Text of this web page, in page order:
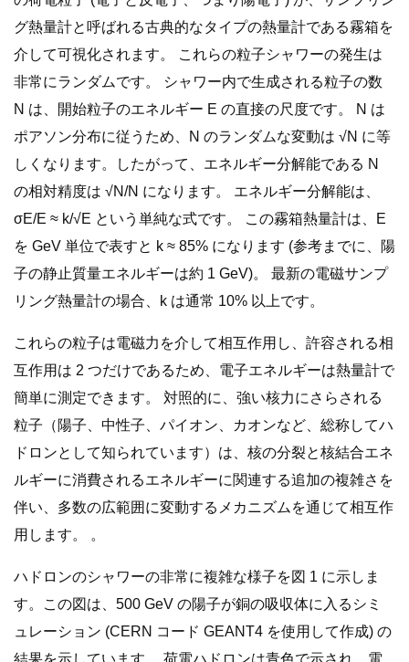
グ熱量計と呼ばれる古典的なタイプの熱量計である霧箱を
介して可視化されます。 これらの粒子シャワーの発生は
非常にランダムです。 シャワー内で生成される粒子の数
N は、開始粒子のエネルギー E の直接の尺度です。 N は
ポアソン分布に従うため、N のランダムな変動は √N に等
しくなります。したがって、エネルギー分解能である N
の相対精度は √N/N になります。 エネルギー分解能は、
σE/E ≈ k/√E という単純な式です。 この霧箱熱量計は、E
を GeV 単位で表すと k ≈ 85% になります (参考までに、陽
子の静止質量エネルギーは約 1 GeV)。 最新の電磁サンプ
リング熱量計の場合、k は通常 10% 以上です。
これらの粒子は電磁力を介して相互作用し、許容される相
互作用は 2 つだけであるため、電子エネルギーは熱量計で
簡単に測定できます。 対照的に、強い核力にさらされる
粒子（陽子、中性子、パイオン、カオンなど、総称してハ
ドロンとして知られています）は、核の分裂と核結合エネ
ルギーに消費されるエネルギーに関連する追加の複雑さを
伴い、多数の広範囲に変動するメカニズムを通じて相互作
用します。 。
ハドロンのシャワーの非常に複雑な様子を図 1 に示しま
す。この図は、500 GeV の陽子が銅の吸収体に入るシミ
ュレーション (CERN コード GEANT4 を使用して作成) の
結果を示しています。 荷電ハドロンは青色で示され、電